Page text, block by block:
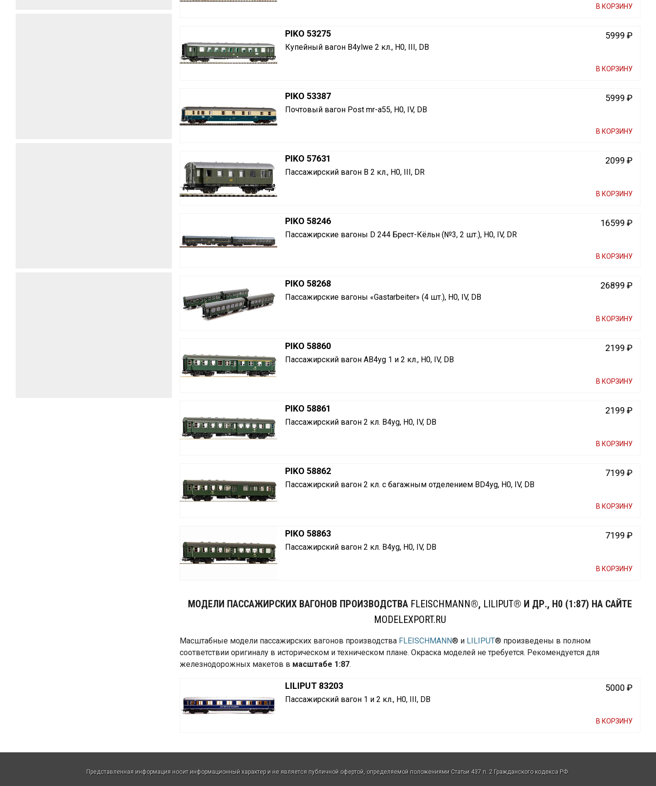
В КОРЗИНУ
PIKO 53275
Купейный вагон B4ylwe 2 кл., H0, III, DB
5999 ₽
В КОРЗИНУ
PIKO 53387
Почтовый вагон Post mr-a55, H0, IV, DB
5999 ₽
В КОРЗИНУ
PIKO 57631
Пассажирский вагон B 2 кл., H0, III, DR
2099 ₽
В КОРЗИНУ
PIKO 58246
Пассажирские вагоны D 244 Брест-Кёльн (№3, 2 шт.), H0, IV, DR
16599 ₽
В КОРЗИНУ
PIKO 58268
Пассажирские вагоны «Gastarbeiter» (4 шт.), H0, IV, DB
26899 ₽
В КОРЗИНУ
PIKO 58860
Пассажирский вагон AB4yg 1 и 2 кл., H0, IV, DB
2199 ₽
В КОРЗИНУ
PIKO 58861
Пассажирский вагон 2 кл. B4yg, H0, IV, DB
2199 ₽
В КОРЗИНУ
PIKO 58862
Пассажирский вагон 2 кл. с багажным отделением BD4yg, H0, IV, DB
7199 ₽
В КОРЗИНУ
PIKO 58863
Пассажирский вагон 2 кл. B4yg, H0, IV, DB
7199 ₽
В КОРЗИНУ
МОДЕЛИ ПАССАЖИРСКИХ ВАГОНОВ ПРОИЗВОДСТВА FLEISCHMANN®, LILIPUT® И ДР., H0 (1:87) НА САЙТЕ
MODELEXPORT.RU
Масштабные модели пассажирских вагонов производства FLEISCHMANN® и LILIPUT® произведены в полном
соответствии оригиналу в историческом и техническом плане. Окраска моделей не требуется. Рекомендуется для
железнодорожных макетов в масштабе 1:87.
LILIPUT 83203
Пассажирский вагон 1 и 2 кл., H0, III, DB
5000 ₽
В КОРЗИНУ
Представленная информация носит информационный характер и не является публичной офертой, определяемой положениями Статьи 437 п. 2 Гражданского кодекса РФ.